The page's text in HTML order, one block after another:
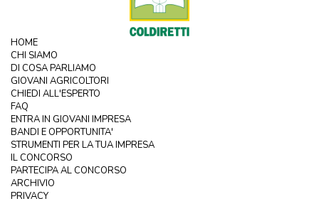
HOME
CHI SIAMO
DI COSA PARLIAMO
GIOVANI AGRICOLTORI
CHIEDI ALL'ESPERTO
FAQ
ENTRA IN GIOVANI IMPRESA
BANDI E OPPORTUNITA'
STRUMENTI PER LA TUA IMPRESA
IL CONCORSO
PARTECIPA AL CONCORSO
ARCHIVIO
PRIVACY